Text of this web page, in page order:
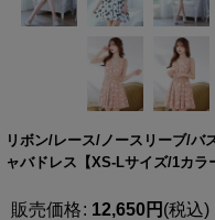
リボン/レース/ノースリーブ/バ
ャバドレス【XS-Lサイズ/1カラ
販売価格: 12,650円 (税込)